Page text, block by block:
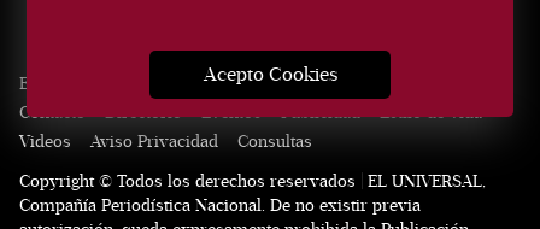
Acepto Cookies
Edición Impresa Noticias Quiénes somos
Contacto
Directorio Eventos Publicidad
Estilo de vida
Videos
Aviso Privacidad
Consultas
Copyright © Todos los derechos reservados | EL UNIVERSAL,
Compañía Periodística Nacional. De no existir previa